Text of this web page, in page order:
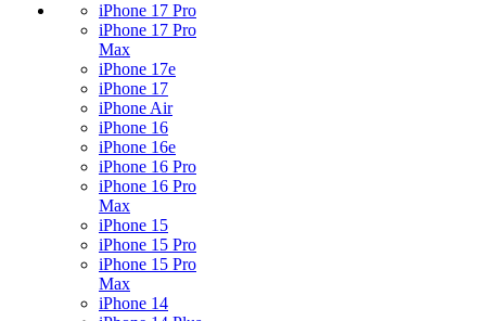
iPhone 17 Pro
iPhone 17 Pro
Max
iPhone 17e
iPhone 17
iPhone Air
iPhone 16
iPhone 16e
iPhone 16 Pro
iPhone 16 Pro
Max
iPhone 15
iPhone 15 Pro
iPhone 15 Pro
Max
iPhone 14